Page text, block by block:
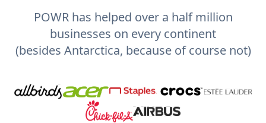
POWR has helped over a half million
businesses on every continent
(besides Antarctica, because of course not)